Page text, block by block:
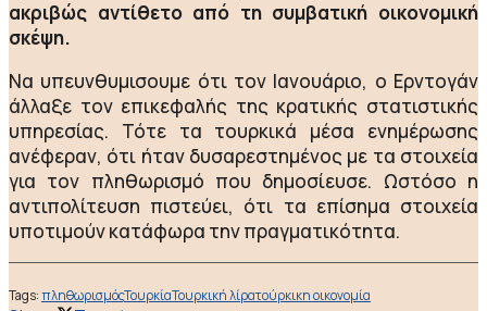
ακριβώς αντίθετο από τη συμβατική οικονομική
σκέψη.
Να υπευνθυμισουμε ότι τον Ιανουάριο, ο Ερντογάν
άλλαξε τον επικεφαλής της κρατικής στατιστικής
υπηρεσίας. Τότε τα τουρκικά μέσα ενημέρωσης
ανέφεραν, ότι ήταν δυσαρεστημένος με τα στοιχεία
για τον πληθωρισμό που δημοσίευσε. Ωστόσο η
αντιπολίτευση πιστεύει, ότι τα επίσημα στοιχεία
υποτιμούν κατάφωρα την πραγματικότητα.
Tags:πληθωρισμόςΤουρκίαΤουρκική λίρατούρκικη οικονομία